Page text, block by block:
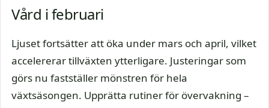
Vård i februari
Ljuset fortsätter att öka under mars och april, vilket
accelererar tillväxten ytterligare. Justeringar som
görs nu fastställer mönstren för hela
växtsäsongen. Upprätta rutiner för övervakning –